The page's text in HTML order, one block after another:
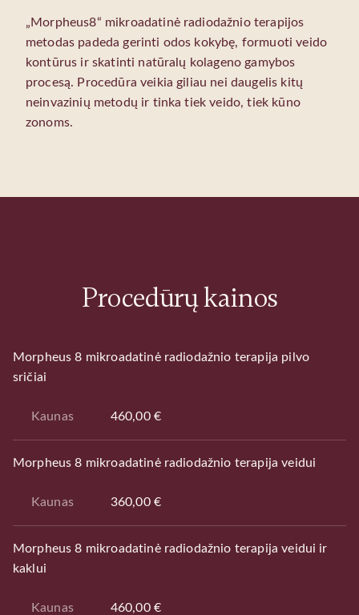
„Morpheus8“ mikroadatinė radiodažnio terapijos
metodas padeda gerinti odos kokybę, formuoti veido
kontūrus ir skatinti natūralų kolageno gamybos
procesą. Procedūra veikia giliau nei daugelis kitų
neinvazinių metodų ir tinka tiek veido, tiek kūno
zonoms.
Procedūrų kainos
Morpheus 8 mikroadatinė radiodažnio terapija pilvo
sričiai
Kaunas 460,00 €
Morpheus 8 mikroadatinė radiodažnio terapija veidui
Kaunas 360,00 €
Morpheus 8 mikroadatinė radiodažnio terapija veidui ir
kaklui
Kaunas 460,00 €